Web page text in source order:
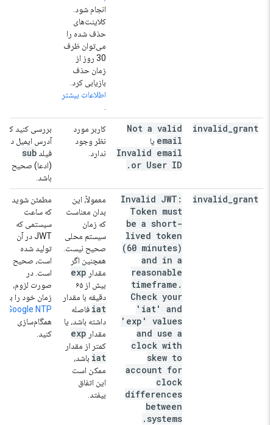
انجام شود.
کلاینت‌های
حذف شده را
می‌توان ظرف
30 روز از
زمان حذف
بازیابی کرد.
اطلاعات بیشتر
invalid _grant
Not a valid
emailیا
Invalid email
or User ID
.
کاربر مورد
نظر وجود
ندارد.
بررسی کنید که
آدرس ایمیل در
فیلدsub
(ادعا) صحیح
باشد.
invalid _grant
Invalid JWT:
Token must
be a short-
lived token
(60 minutes)
and in a
reasonable
timeframe.
Check your
'iat' and
'exp' values
and use a
clock with
skew to
account for
clock
differences
between
systems.
معمولاً، این
بدان معناست
که زمان
سیستم محلی
صحیح نیست.
همچنین اگر
مقدارexp
بیش از ۶۵
دقیقه با مقدار
iatفاصله
داشته باشد، یا
مقدارexp
کمتر از مقدار
iatباشد،
ممکن است
این اتفاق
بیفتد.
مطمئن شوید
که ساعت
سیستمی که
JWT در آن
تولید شده
است، صحیح
است. در
صورت لزوم،
زمان خود را با
Google NTP
همگام‌سازی
کنید.